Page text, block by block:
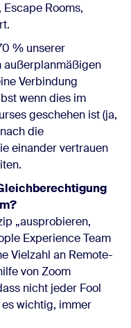
Escape Rooms,
% unserer
außerplanmäßigen
Verbindung
wenn dies im
geschehen ist (ja,
die
einander vertrauen
„ausprobieren,
Experience Team
Vielzahl an Remote-
von Zoom
nicht jeder Fool
wichtig, immer